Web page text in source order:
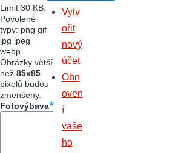
Limit 30 KB.
Povolené
typy: png gif
jpg jpeg
webp.
Obrázky větší
než 85x85
pixelů budou
zmenšeny.
Fotovýbava
Vytv
ořit
nový
účet
Obn
oven
í
vaše
ho